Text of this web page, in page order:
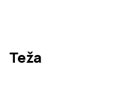
Teža